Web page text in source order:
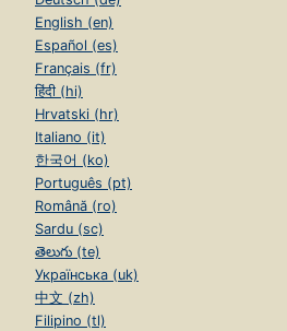
English (en)
Español (es)
Français (fr)
हिंदी (hi)
Hrvatski (hr)
Italiano (it)
한국어 (ko)
Português (pt)
Română (ro)
Sardu (sc)
తెలుగు (te)
Українська (uk)
中文 (zh)
Filipino (tl)